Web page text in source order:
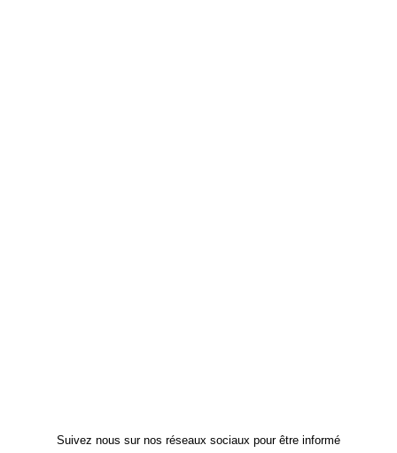
Suivez nous sur nos réseaux sociaux pour être informé